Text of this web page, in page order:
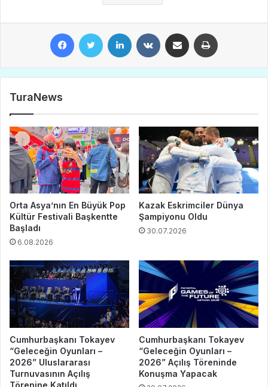
TuraNews
Orta Asya’nın En Büyük Pop
Kültür Festivali Başkentte
Başladı
6.08.2026
Kazak Eskrimciler Dünya
Şampiyonu Oldu
30.07.2026
Cumhurbaşkanı Tokayev
“Geleceğin Oyunları –
2026” Uluslararası
Turnuvasının Açılış
Cumhurbaşkanı Tokayev
“Geleceğin Oyunları –
2026” Açılış Töreninde
Konuşma Yapacak